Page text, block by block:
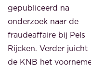
gepubliceerd na
onderzoek naar de
fraudeaffaire bij Pels
Rijcken. Verder juicht
de KNB het